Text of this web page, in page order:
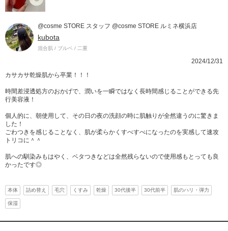
@cosme STORE スタッフ @cosme STORE ルミネ横浜店
kubota
混合肌 / ブルベ / 二重
2024/12/31
カサカサ乾燥肌から卒業！！！
時間差浸透処方のおかげで、潤いを一瞬ではなく長時間感じることができる先
行美容液！
個人的に、朝使用して、その日の夜の洗顔の時に肌触りが全然違うのに驚きま
した！
ごわつきを感じることなく、肌が柔らかくすべすべになったのを実感して速攻
トリコに＾＾
肌への馴染みもはやく、ベタつきなどは全然残らないので使用感もとっても良
かったです◎
本体 詰め替え 毛穴 くすみ 乾燥 30代後半 30代前半 肌のハリ・弾力
保湿